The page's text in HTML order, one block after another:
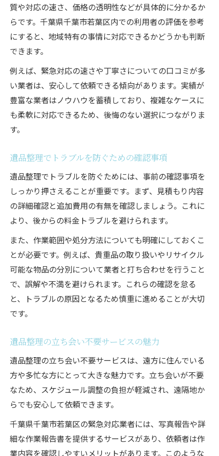
質や対応の速さ、価格の透明性などが具体的に分かるか
らです。千葉県千葉市若葉区内での利用者の評価を参考
にすると、地域特有の事情に対応できるかどうかも判断
できます。
例えば、緊急対応の速さや丁寧さについての口コミが多
い業者は、安心して依頼できる傾向があります。実績が
豊富な業者はノウハウを蓄積しており、複雑なケースに
も柔軟に対応できるため、後悔のない選択につながりま
す。
遺品整理でトラブルを防ぐための確認事項
遺品整理でトラブルを防ぐためには、事前の確認事項を
しっかり押さえることが重要です。まず、見積もり内容
の詳細確認と追加費用の有無を確認しましょう。これに
より、後からの料金トラブルを避けられます。
また、作業範囲や処分方法についても明確にしておくこ
とが必要です。例えば、貴重品の取り扱いやリサイクル
可能な物品の分別について業者と打ち合わせを行うこと
で、誤解や不満を避けられます。これらの確認を怠る
と、トラブルの原因となるため慎重に進めることが大切
です。
遺品整理の立ち会い不要サービスの魅力
遺品整理の立ち会い不要サービスは、遠方に住んでいる
方や多忙な方にとって大きな魅力です。立ち会いが不要
なため、スケジュール調整の負担が軽減され、遠隔地か
らでも安心して依頼できます。
千葉県千葉市若葉区の緊急対応業者には、写真報告や詳
細な作業報告書を提供するサービスがあり、依頼者は作
業内容を確認しやすいメリットがあります。このような